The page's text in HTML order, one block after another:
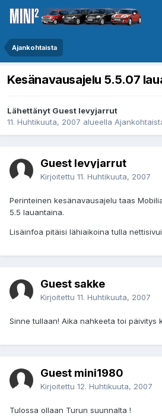
Ajankohtaista
Kesänavausajelu 5.5.07
Lähettänyt Guest levyjarrut
11. Huhtikuuta, 2007 alueella
Guest levyjarrut
Kirjoitettu 11. Huhtikuuta, 2007
Perinteinen kesänavausajelu taas
5.5 lauantaina.
Lisäinfoa pitäisi lähiaikoina tulla
Guest sakke
Kirjoitettu 11. Huhtikuuta, 2007
Sinne tullaan! Aika nahkeeta toi päivitys
Guest mini1980
Kirjoitettu 12. Huhtikuuta, 2007
Tulossa ollaan Turun suunnalta !